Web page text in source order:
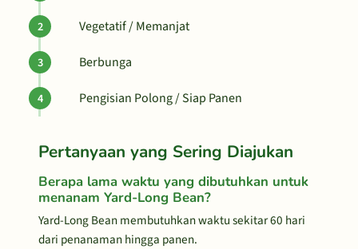
Vegetatif / Memanjat
Berbunga
Pengisian Polong / Siap Panen
Pertanyaan yang Sering Diajukan
Berapa lama waktu yang dibutuhkan untuk
menanam Yard-Long Bean?
Yard-Long Bean membutuhkan waktu sekitar 60 hari
dari penanaman hingga panen.